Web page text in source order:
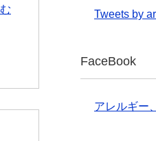
Tweets by
FaceBook
アレルギー